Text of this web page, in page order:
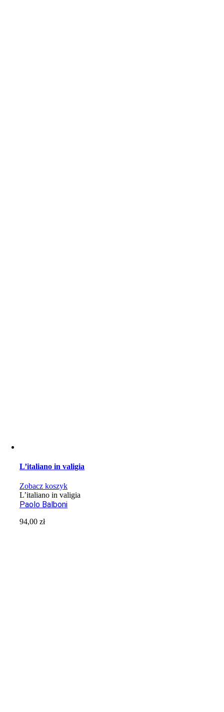
L’italiano in valigia
Zobacz koszyk
L’italiano in valigia
Paolo Balboni
94,00zł